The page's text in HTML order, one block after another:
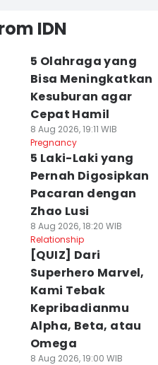
IDN
5 Olahraga yang
Bisa Meningkatkan
Kesuburan agar
Cepat Hamil
8 Aug 2026, 19:11 WIB
Pregnancy
5 Laki-Laki yang
Pernah Digosipkan
Pacaran dengan
Zhao Lusi
8 Aug 2026, 18:20 WIB
Relationship
[QUIZ] Dari
Superhero Marvel,
Kami Tebak
Kepribadianmu
Alpha, Beta, atau
Omega
8 Aug 2026, 19:00 WIB